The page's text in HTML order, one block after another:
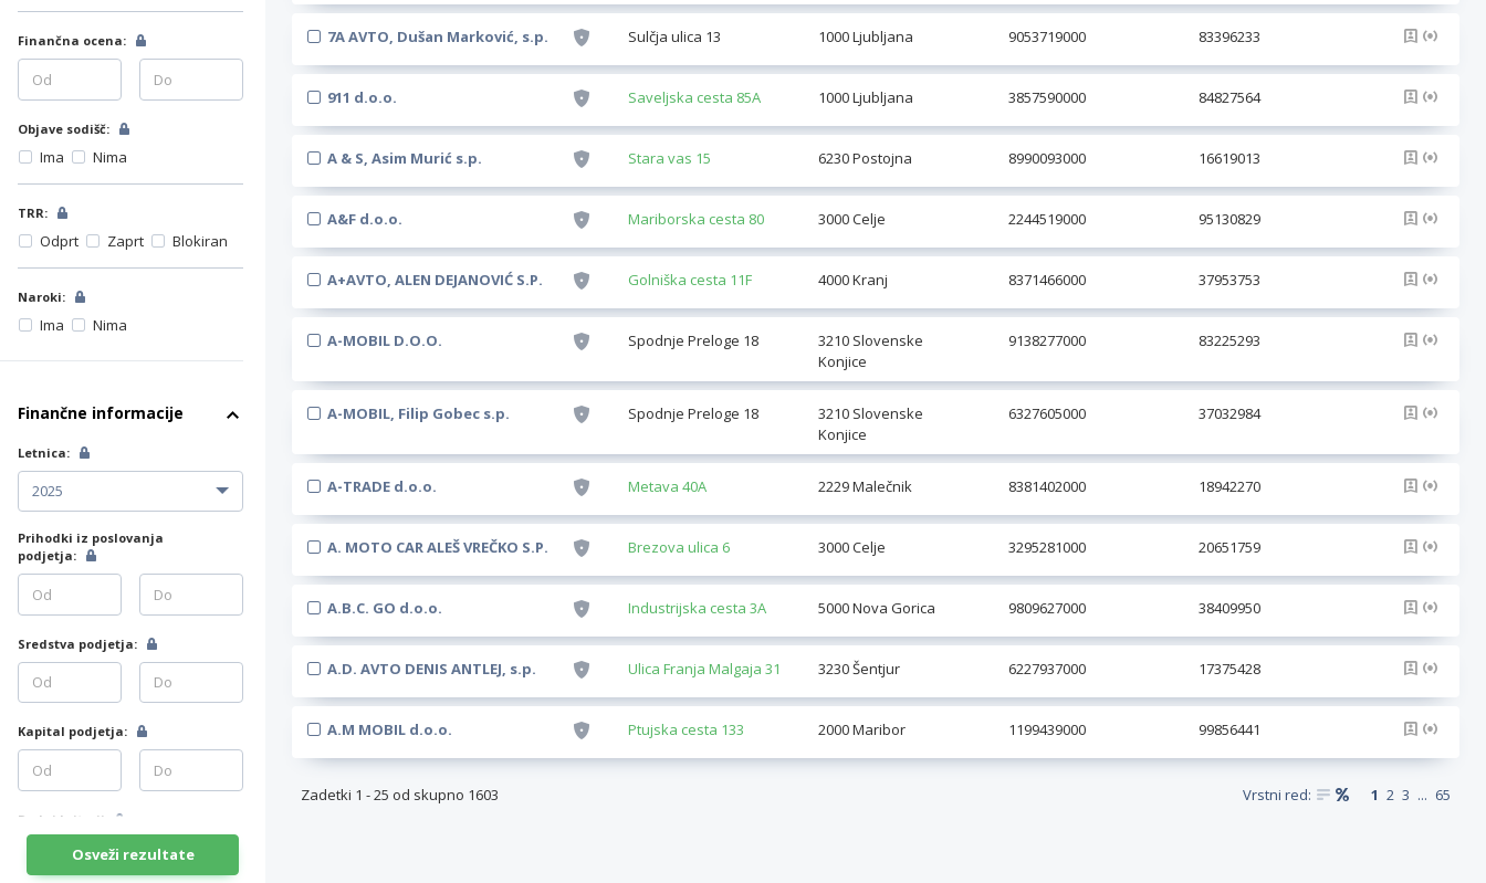
Finančna ocena:
Objave sodišč:
Ima Nima
TRR:
Odprt Zaprt Blokiran
Naroki:
Ima Nima
Finančne informacije
Letnica:
Prihodki iz poslovanja
podjetja:
Sredstva podjetja:
Kapital podjetja:
Dodaj kriterij
Osveži rezultate
7A AVTO, Dušan Marković, s.p. Sulčja ulica 13 1000 Ljubljana 9053719000 83396233
911 d.o.o. Saveljska cesta 85A 1000 Ljubljana 3857590000 84827564
A & S, Asim Murić s.p. Stara vas 15 6230 Postojna 8990093000 16619013
A&F d.o.o. Mariborska cesta 80 3000 Celje 2244519000 95130829
A+AVTO, ALEN DEJANOVIĆ S.P. Golniška cesta 11F 4000 Kranj 8371466000 37953753
A-MOBIL D.O.O. Spodnje Preloge 18
3210 Slovenske
Konjice
9138277000 83225293
A-MOBIL, Filip Gobec s.p. Spodnje Preloge 18
3210 Slovenske
Konjice
6327605000 37032984
A-TRADE d.o.o. Metava 40A 2229 Malečnik 8381402000 18942270
A. MOTO CAR ALEŠ VREČKO S.P. Brezova ulica 6 3000 Celje 3295281000 20651759
A.B.C. GO d.o.o. Industrijska cesta 3A 5000 Nova Gorica 9809627000 38409950
A.D. AVTO DENIS ANTLEJ, s.p. Ulica Franja Malgaja 31 3230 Šentjur 6227937000 17375428
A.M MOBIL d.o.o. Ptujska cesta 133 2000 Maribor 1199439000 99856441
Zadetki 1 -25 od skupno 1603 Vrstni red: 1 2 3 ... 65